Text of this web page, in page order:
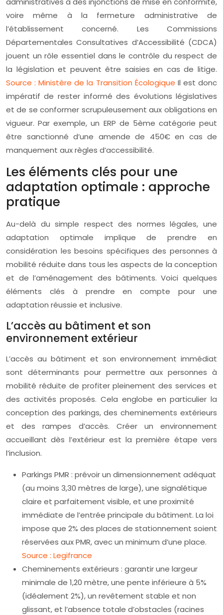
voire même à la fermeture administrative de
l’établissement concerné. Les Commissions
Départementales Consultatives d’Accessibilité (CDCA)
jouent un rôle essentiel dans le contrôle du respect de
la législation et peuvent être saisies en cas de litige.
Source : Ministère de la Transition Écologique Il est donc
impératif de rester informé des évolutions législatives
et de se conformer scrupuleusement aux obligations en
vigueur. Par exemple, un ERP de 5ème catégorie peut
être sanctionné d’une amende de 450€ en cas de
manquement aux règles d’accessibilité.
Les éléments clés pour une
adaptation optimale : approche
pratique
Au-delà du simple respect des normes légales, une
adaptation optimale implique de prendre en
considération les besoins spécifiques des personnes à
mobilité réduite dans tous les aspects de la conception
et de l’aménagement des bâtiments. Voici quelques
éléments clés à prendre en compte pour une
adaptation réussie et inclusive.
L’accès au bâtiment et son
environnement extérieur
L’accès au bâtiment et son environnement immédiat
sont déterminants pour permettre aux personnes à
mobilité réduite de profiter pleinement des services et
des activités proposés. Cela englobe en particulier la
conception des parkings, des cheminements extérieurs
et des rampes d’accès. Créer un environnement
accueillant dès l’extérieur est la première étape vers
l’inclusion.
Parkings PMR : prévoir un dimensionnement adéquat
(au moins 3,30 mètres de large), une signalétique
claire et parfaitement visible, et une proximité
immédiate de l’entrée principale du bâtiment. La loi
impose que 2% des places de stationnement soient
réservées aux PMR, avec un minimum d’une place.
Source : Legifrance
Cheminements extérieurs : garantir une largeur
minimale de 1,20 mètre, une pente inférieure à 5%
(idéalement 2%), un revêtement stable et non
glissant, et l’absence totale d’obstacles (racines